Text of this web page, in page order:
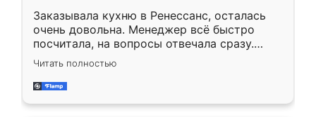
Заказывала кухню в Ренессанс, осталась
очень довольна. Менеджер всё быстро
посчитала, на вопросы отвечала сразу.
Замерщик приехал в субботу, подошёл к
делу со всей ответственностью. Собрали
за день, ребята работали аккуратно, даже
Читать полностью